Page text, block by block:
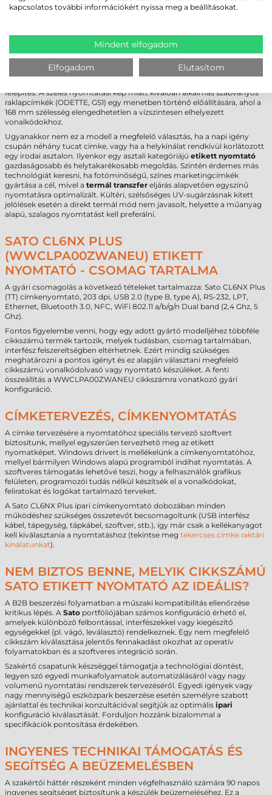
NEM EZ A MEGFELELŐ VÁLASZTÁS?”
ASato CL6NX Plus címkenyomtatóelsődleges felhasználási területe az
autóipar, a gyógyszergyártás, az élelmiszeripari feldolgozás és a
logisztika. Kifejezetten ajánlott olyan környezetbe, ahol atekercses
felépítés. A széles nyomtatási kép miatt kiválóan alkalmas szabványos
raklapcímkék (ODETTE, GS1) egy menetben történő előállítására, ahol a
168 mm szélesség elengedhetetlen a vízszintesen elhelyezett
vonalkódokhoz.
Ugyanakkor nem ez a modell a megfelelő választás, ha a napi igény
csupán néhány tucat címke, vagy ha a helykínálat rendkívül korlátozott
egy irodai asztalon. Ilyenkor egy asztali kategóriájú etikett nyomtató
gazdaságosabb és helytakarékosabb megoldás. Szintén érdemes más
technológiát keresni, ha fotóminőségű, színes marketingcímkék
gyártása a cél, mivel a termál transzfer eljárás alapvetően egyszínű
nyomtatásra optimalizált. Kültéri, szélsőséges UV-sugárzásnak kitett
jelölések esetén a direkt termál mód nem javasolt, helyette a műanyag
alapú, szalagos nyomtatást kell preferálni.
SATO CL6NX PLUS
(WWCLPA00ZWANEU) ETIKETT
NYOMTATÓ - CSOMAG TARTALMA
A gyári csomagolás a következő tételeket tartalmazza: Sato CL6NX Plus
(TT) címkenyomtató, 203 dpi, USB 2.0 (type B, type A), RS-232, LPT,
Ethernet, Bluetooth 3.0, NFC, WiFi 802.11 a/b/g/n Dual band (2,4 Ghz, 5
Ghz).
Fontos figyelembe venni, hogy egy adott gyártó modelljéhez többféle
cikkszámú termék tartozik, melyek tudásban, csomag tartalmában,
interfész felszereltségben eltérhetnek. Ezért mindig szükséges
meghatározni a pontos igényt és ez alapján választani megfelelő
cikkszámú vonalkódolvasó vagy nyomtató készüléket. A fenti
összeállítás a WWCLPA00ZWANEU cikkszámra vonatkozó gyári
konfiguráció.
CÍMKETERVEZÉS, CÍMKENYOMTATÁS
A címke tervezésére a nyomtatóhoz speciális tervező szoftvert
biztosítunk, mellyel egyszerűen tervezhető meg az etikett
nyomatképet. Windows drivert is mellékelünk a címkenyomtatóhoz,
mellyel bármilyen Windows alapú programból indíhat nyomtatás. A
szoftveres támogatás lehetővé teszi, hogy a felhasználók grafikus
felületen, programozói tudás nélkül készítsék el a vonalkódokat,
feliratokat és logókat tartalmazó terveket.
A Sato CL6NX Plus ipari címkenyomtató dobozában minden
működéshez szükséges összetevőt becsomagoltunk (USB interfész
kábel, tápegység, tápkábel, szoftver, stb.), így már csak a kellékanyagot
kell kiválasztania a nyomtatáshoz (tekintse meg tekercses címke raktári
kínálatunkat).
NEM BIZTOS BENNE, MELYIK CIKKSZÁMÚ
SATO ETIKETT NYOMTATÓ AZ IDEÁLIS?
A B2B beszerzési folyamatban a műszaki kompatibilitás ellenőrzése
kritikus lépés. A Sato portfóliójában számos konfiguráció érhető el,
amelyek különböző felbontással, interfészekkel vagy kiegészítő
egységekkel (pl. vágó, leválasztó) rendelkeznek. Egy nem megfelelő
cikkszám kiválasztása jelentős fennakadást okozhat az operatív
folyamatokban és a szoftveres integráció során.
Szakértő csapatunk készséggel támogatja a technológiai döntést,
legyen szó egyedi munkafolyamatok automatizálásáról vagy nagy
volumenű nyomtatási rendszerek tervezéséről. Egyedi igények vagy
nagy mennyiségű eszközpark beszerzése esetén személyre szabott
ajánlattal és technikai konzultációval segítjük az optimális ipari
konfiguráció kiválasztását. Forduljon hozzánk bizalommal a
specifikációk pontosítása érdekében.
INGYENES TECHNIKAI TÁMOGATÁS ÉS
SEGÍTSÉG A BEÜZEMELÉSBEN
A szakértői háttér részeként minden végfelhasználó számára 90 napos
ingyenes segítséget biztosítunk a készülék beüzemeléséhez. Ez a
kapcsolatos további információkért nyissa meg a beállításokat.
Mindent elfogadom
Elfogadom Elutasítom